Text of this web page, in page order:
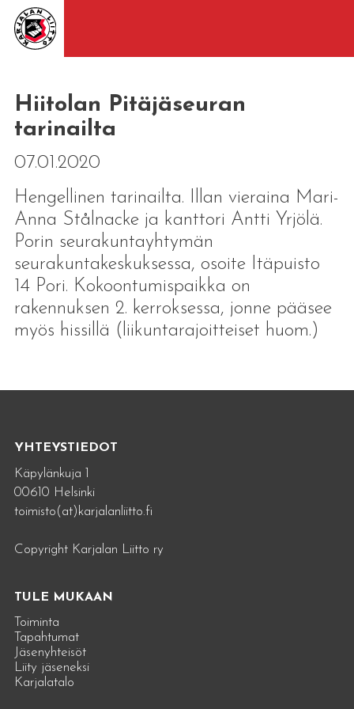
Hiitolan Pitäjäseuran
tarinailta
07.01.2020
Hengellinen tarinailta. Illan vieraina Mari-
Anna Stålnacke ja kanttori Antti Yrjölä.
Porin seurakuntayhtymän
seurakuntakeskuksessa, osoite Itäpuisto
14 Pori. Kokoontumispaikka on
rakennuksen 2. kerroksessa, jonne pääsee
myös hissillä (liikuntarajoitteiset huom.)
YHTEYSTIEDOT
Käpylänkuja 1
00610 Helsinki
toimisto(at)karjalanliitto.fi
Copyright Karjalan Liitto ry
TULE MUKAAN
Toiminta
Tapahtumat
Jäsenyhteisöt
Liity jäseneksi
Karjalatalo